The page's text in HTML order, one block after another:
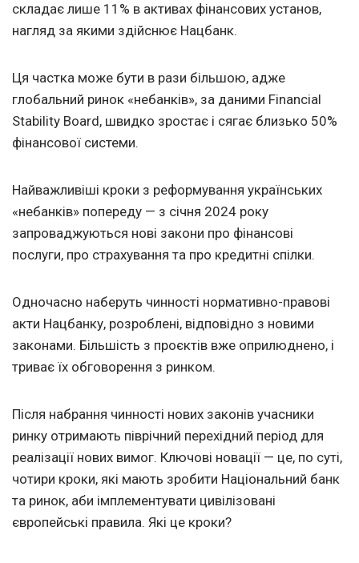
складає лише 11% в активах фінансових установ,
нагляд за якими здійснює Нацбанк.
Ця частка може бути в рази більшою, адже
глобальний ринок «небанків», за даними Financial
Stability Board, швидко зростає і сягає близько 50%
фінансової системи.
Найважливіші кроки з реформування українських
«небанків» попереду — з січня 2024 року
запроваджуються нові закони про фінансові
послуги, про страхування та про кредитні спілки.
Одночасно наберуть чинності нормативно-правові
акти Нацбанку, розроблені, відповідно з новими
законами. Більшість з проєктів вже оприлюднено, і
триває їх обговорення з ринком.
Після набрання чинності нових законів учасники
ринку отримають піврічний перехідний період для
реалізації нових вимог. Ключові новації — це, по суті,
чотири кроки, які мають зробити Національний банк
та ринок, аби імплементувати цивілізовані
європейські правила. Які це кроки?